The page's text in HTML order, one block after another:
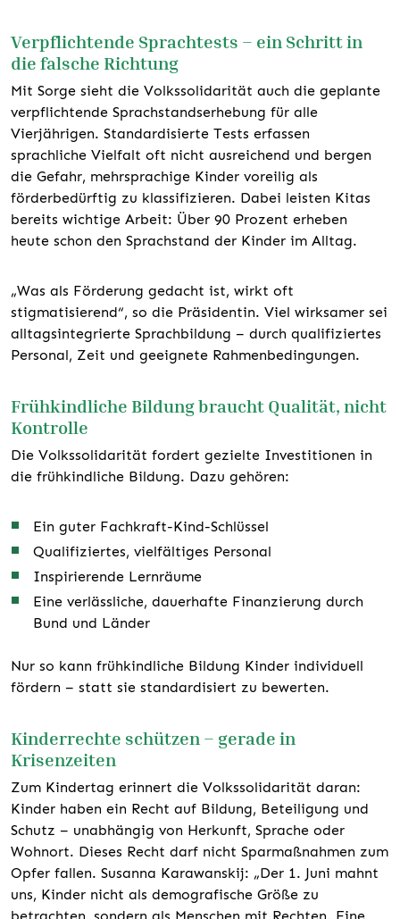
Verpflichtende Sprachtests – ein Schritt in
die falsche Richtung
Mit Sorge sieht die Volkssolidarität auch die geplante
verpflichtende Sprachstandserhebung für alle
Vierjährigen. Standardisierte Tests erfassen
sprachliche Vielfalt oft nicht ausreichend und bergen
die Gefahr, mehrsprachige Kinder voreilig als
förderbedürftig zu klassifizieren. Dabei leisten Kitas
bereits wichtige Arbeit: Über 90 Prozent erheben
heute schon den Sprachstand der Kinder im Alltag.
„Was als Förderung gedacht ist, wirkt oft
stigmatisierend“, so die Präsidentin. Viel wirksamer sei
alltagsintegrierte Sprachbildung – durch qualifiziertes
Personal, Zeit und geeignete Rahmenbedingungen.
Frühkindliche Bildung braucht Qualität, nicht
Kontrolle
Die Volkssolidarität fordert gezielte Investitionen in
die frühkindliche Bildung. Dazu gehören:
Ein guter Fachkraft-Kind-Schlüssel
Qualifiziertes, vielfältiges Personal
Inspirierende Lernräume
Eine verlässliche, dauerhafte Finanzierung durch
Bund und Länder
Nur so kann frühkindliche Bildung Kinder individuell
fördern – statt sie standardisiert zu bewerten.
Kinderrechte schützen – gerade in
Krisenzeiten
Zum Kindertag erinnert die Volkssolidarität daran:
Kinder haben ein Recht auf Bildung, Beteiligung und
Schutz – unabhängig von Herkunft, Sprache oder
Wohnort. Dieses Recht darf nicht Sparmaßnahmen zum
Opfer fallen. Susanna Karawanskij: „Der 1. Juni mahnt
uns, Kinder nicht als demografische Größe zu
betrachten, sondern als Menschen mit Rechten. Eine